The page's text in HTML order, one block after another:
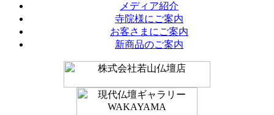
メディア紹介
寺院様にご案内
お客さまにご案内
新商品のご案内